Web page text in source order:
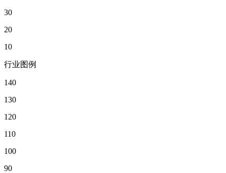
30
20
10
行业图例
140
130
120
110
100
90